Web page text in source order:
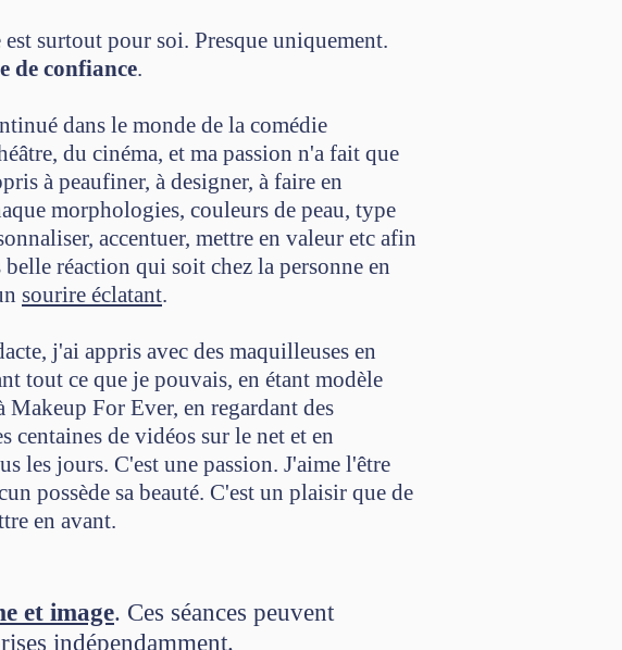
surtout pour soi. Presque uniquement.
de confiance.
dans le monde de la comédie
du cinéma, et ma passion n'a fait que
à peaufiner, à designer, à faire en
morphologies, couleurs de peau, type
accentuer, mettre en valeur etc afin
réaction qui soit chez la personne en
sourire éclatant.
j'ai appris avec des maquilleuses en
tout ce que je pouvais, en étant modèle
Makeup For Ever, en regardant des
centaines de vidéos sur le net et en
les jours. C'est une passion. J'aime l'être
possède sa beauté. C'est un plaisir que de
en avant.
et image. Ces séances peuvent
indépendamment.